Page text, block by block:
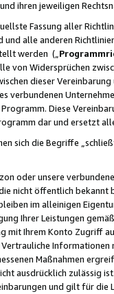
ihren jeweiligen
Fassung aller
alle anderen
werden („
von Widersprüchen
dieser
verbundenen
Diese
dar und ersetzt
sich die Begriffe
oder unsere
nicht öffentlich
im alleinigen
Ihrer Leistungen
mit Ihrem Konto
Maßnahmen
ausdrücklich zulässig
und gilt für die